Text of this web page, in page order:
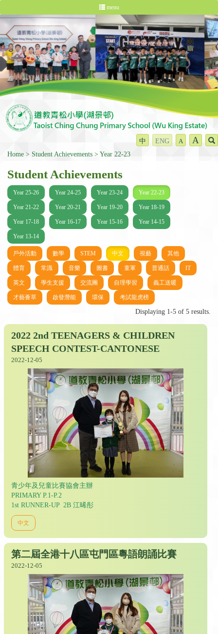
menu
中 ENG A A
Home Student Achievements Year 22-23
Student Achievements
Year 25-26 Year 24-25 Year 23-24 Year 22-23
Year 21-22 Year 20-21 Year 19-20 Year 18-19
Year 17-18 Year 16-17 Year 15-16 Year 14-15
Year 13-14
戶外活動 數學 STEM 中文 視藝 其他
體育 常識 音樂 圖書 童軍 普通話 IT
英文 學生支援 交流團 自理學習 義工送暖
才藝薈萃 啟發潛能 環保 考試龍虎榜
Displaying 1-5 of 5 results.
2022 2nd TEENAGERS & CHILDREN
SPEECH CONTEST-CANTONESE
2022-12-05
青少年及兒童比賽協會主辦
PRIMARY P.1-P.2
1st RUNNER-UP 2B 江晞彤
中文
第二屆全港十八區屯門區粵語朗誦比賽
2022-12-05